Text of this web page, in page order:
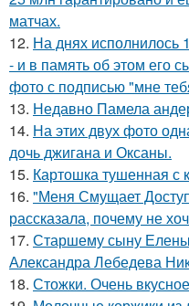
матчах.
12. На днях исполнилось
- и в память об этом его
фото с подписью "мне
13. Недавно Памела
14. На этих двух фото
дочь джигана и Оксаны.
15. Картошка тушенная с
16. "Меня Смущает
рассказала, почему не
17. Старшему сыну
Александра Лебедева
18. Стожки. Очень